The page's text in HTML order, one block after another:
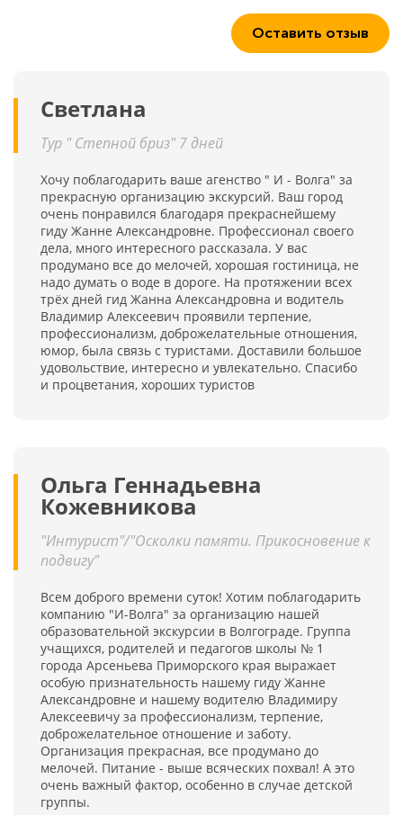
Оставить отзыв
Светлана
Тур " Степной бриз" 7 дней
Хочу поблагодарить ваше агенство " И - Волга" за
прекрасную организацию экскурсий. Ваш город
очень понравился благодаря прекраснейшему
гиду Жанне Александровне. Профессионал своего
дела, много интересного рассказала. У вас
продумано все до мелочей, хорошая гостиница, не
надо думать о воде в дороге. На протяжении всех
трёх дней гид Жанна Александровна и водитель
Владимир Алексеевич проявили терпение,
профессионализм, доброжелательные отношения,
юмор, была связь с туристами. Доставили большое
удовольствие, интересно и увлекательно. Спасибо
и процветания, хороших туристов
Ольга Геннадьевна
Кожевникова
"Интурист"/"Осколки памяти. Прикосновение к
подвигу"
Всем доброго времени суток! Хотим поблагодарить
компанию "И-Волга" за организацию нашей
образовательной экскурсии в Волгограде. Группа
учащихся, родителей и педагогов школы № 1
города Арсеньева Приморского края выражает
особую признательность нашему гиду Жанне
Александровне и нашему водителю Владимиру
Алексеевичу за профессионализм, терпение,
доброжелательное отношение и заботу.
Организация прекрасная, все продумано до
мелочей. Питание - выше всяческих похвал! А это
очень важный фактор, особенно в случае детской
группы.